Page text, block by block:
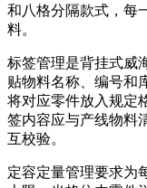
和八格分隔款式，每
料。
标签管理是背挂式威
贴物料名称、编号和
将对应零件放入规定
签内容应与产线物料
互校验。
定容定量管理要求为